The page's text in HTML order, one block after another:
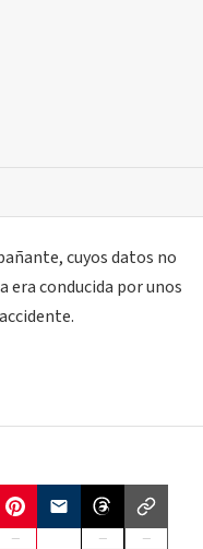
cuyos datos no
conducida por unos